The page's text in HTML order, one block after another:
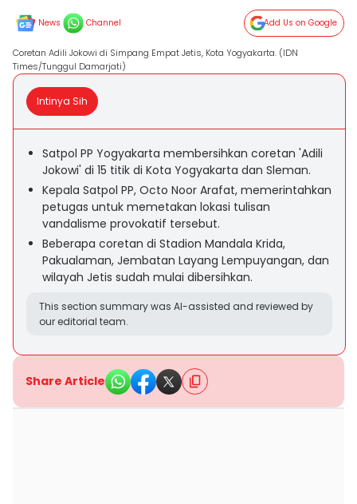
News Channel Add Us on Google
Coretan Adili Jokowi di Simpang Empat Jetis, Kota Yogyakarta. (IDN
Times/Tunggul Damarjati)
Intinya Sih
Satpol PP Yogyakarta membersihkan coretan 'Adili
Jokowi' di 15 titik di Kota Yogyakarta dan Sleman.
Kepala Satpol PP, Octo Noor Arafat, memerintahkan
petugas untuk memetakan lokasi tulisan
vandalisme provokatif tersebut.
Beberapa coretan di Stadion Mandala Krida,
Pakualaman, Jembatan Layang Lempuyangan, dan
wilayah Jetis sudah mulai dibersihkan.
This section summary was AI-assisted and reviewed by
our editorial team.
Share Article